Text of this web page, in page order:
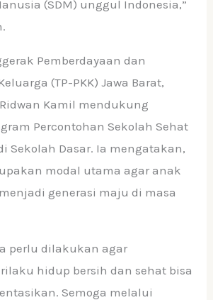
(SDM) unggul Indonesia,”
Pemberdayaan dan
(TP-PKK) Jawa Barat,
Kamil mendukung
Percontohan Sekolah Sehat
Sekolah Dasar. Ia mengatakan,
modal utama agar anak
generasi maju di masa
perlu dilakukan agar
hidup bersih dan sehat bisa
Semoga melalui